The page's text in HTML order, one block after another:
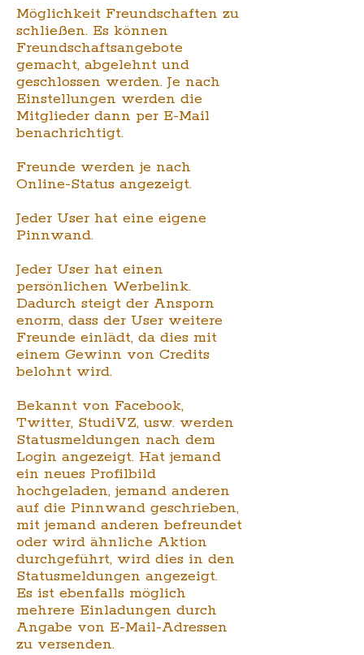
Möglichkeit Freundschaften zu
schließen. Es können
Freundschaftsangebote
gemacht, abgelehnt und
geschlossen werden. Je nach
Einstellungen werden die
Mitglieder dann per E-Mail
benachrichtigt.
Freunde werden je nach
Online-Status angezeigt.
Jeder User hat eine eigene
Pinnwand.
Jeder User hat einen
persönlichen Werbelink.
Dadurch steigt der Ansporn
enorm, dass der User weitere
Freunde einlädt, da dies mit
einem Gewinn von Credits
belohnt wird.
Bekannt von Facebook,
Twitter, StudiVZ, usw. werden
Statusmeldungen nach dem
Login angezeigt. Hat jemand
ein neues Profilbild
hochgeladen, jemand anderen
auf die Pinnwand geschrieben,
mit jemand anderen befreundet
oder wird ähnliche Aktion
durchgeführt, wird dies in den
Statusmeldungen angezeigt.
Es ist ebenfalls möglich
mehrere Einladungen durch
Angabe von E-Mail-Adressen
zu versenden.